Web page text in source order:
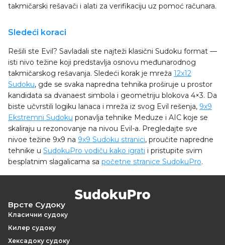
takmičarski rešavači i alati za verifikaciju uz pomoć računara.
Sledeći koraci
Rešili ste Evil? Savladali ste najteži klasični Sudoku format —
isti nivo težine koji predstavlja osnovu međunarodnog
takmičarskog rešavanja. Sledeći korak je mreža 12x12
Sudoku, gde se svaka napredna tehnika proširuje u prostor
kandidata sa dvanaest simbola i geometriju blokova 4×3. Da
biste učvrstili logiku lanaca i mreža iz svog Evil rešenja, 9x9
Ekstremni Sudoku ponavlja tehnike Meduze i AIC koje se
skaliraju u rezonovanje na nivou Evil-a. Pregledajte sve
nivoe težine 9x9 na 9x9 Sudoku stranici, proučite napredne
tehnike u SudokuPro vodiču kako igrati i pristupite svim
besplatnim slagalicama sa početne stranice SudokuPro.
Врсте Судоку
Класични судоку
Килер судоку
Хексадоку судоку